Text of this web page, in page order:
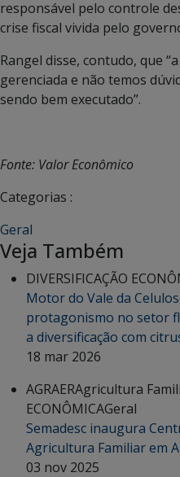
responsável pelo controle
crise fiscal vivida pelo
Rangel disse, contudo, que
gerenciada e não temos
sendo bem executado”.
Fonte: Valor Econômico
Categorias :
Geral
Veja Também
DIVERSIFICAÇÃO
Motor do Vale da
protagonismo no setor
a diversificação com
18 mar 2026
AGRAERAgricultura
ECONÔMICAGeral
Semadesc inaugura
Agricultura Familiar em
03 nov 2025